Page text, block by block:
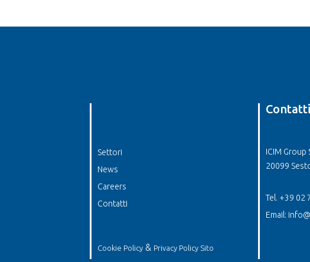
Settori
News
Careers
Contatti
Cookie Policy & Privacy Policy Sito
Contatti
ICIM Group
20099
Tel. +39 02
Email: